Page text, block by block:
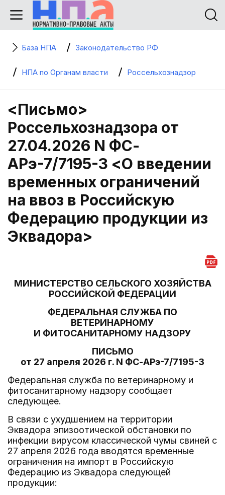
База НПА Законодательство РФ
НПА по Органам власти Россельхознадзор
<Письмо>
Россельхознадзора от
27.04.2026 N ФС-
АРэ-7/7195-3 <О введении
временных ограничений
на ввоз в Российскую
Федерацию продукции из
Эквадора>
МИНИСТЕРСТВО СЕЛЬСКОГО ХОЗЯЙСТВА
РОССИЙСКОЙ ФЕДЕРАЦИИ
ФЕДЕРАЛЬНАЯ СЛУЖБА ПО
ВЕТЕРИНАРНОМУ
И ФИТОСАНИТАРНОМУ НАДЗОРУ
ПИСЬМО
от 27 апреля 2026 г. N ФС-АРэ-7/7195-3
Федеральная служба по ветеринарному и
фитосанитарному надзору сообщает
следующее.
В связи с ухудшением на территории
Эквадора эпизоотической обстановки по
инфекции вирусом классической чумы свиней с
27 апреля 2026 года вводятся временные
ограничения на импорт в Российскую
Федерацию из Эквадора следующей
продукции: